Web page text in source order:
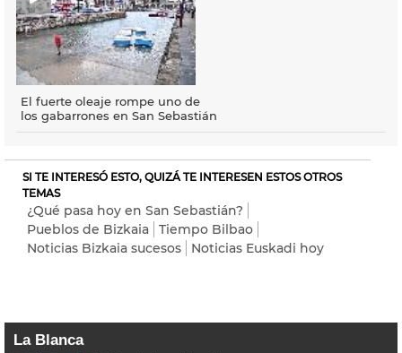
El fuerte oleaje rompe uno de
los gabarrones en San Sebastián
SI TE INTERESÓ ESTO, QUIZÁ TE INTERESEN ESTOS OTROS
TEMAS
¿Qué pasa hoy en San Sebastián?
Pueblos de Bizkaia
Tiempo Bilbao
Noticias Bizkaia sucesos
Noticias Euskadi hoy
La Blanca